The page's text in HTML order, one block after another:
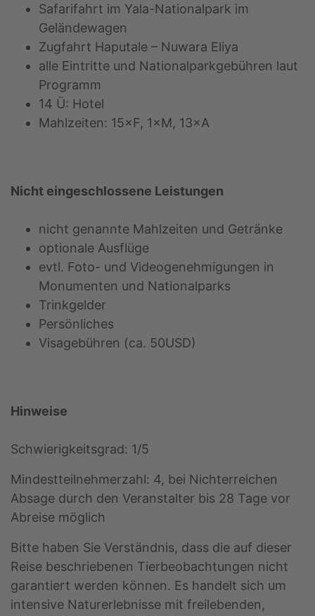
Safarifahrt im Yala-Nationalpark im
Geländewagen
Zugfahrt Haputale – Nuwara Eliya
alle Eintritte und Nationalparkgebühren laut
Programm
14 Ü: Hotel
Mahlzeiten: 15×F, 1×M, 13×A
Nicht eingeschlossene Leistungen
nicht genannte Mahlzeiten und Getränke
optionale Ausflüge
evtl. Foto- und Videogenehmigungen in
Monumenten und Nationalparks
Trinkgelder
Persönliches
Visagebühren (ca. 50USD)
Hinweise
Schwierigkeitsgrad: 1/5
Mindestteilnehmerzahl: 4, bei Nichterreichen
Absage durch den Veranstalter bis 28 Tage vor
Abreise möglich
Bitte haben Sie Verständnis, dass die auf dieser
Reise beschriebenen Tierbeobachtungen nicht
garantiert werden können. Es handelt sich um
intensive Naturerlebnisse mit freilebenden,